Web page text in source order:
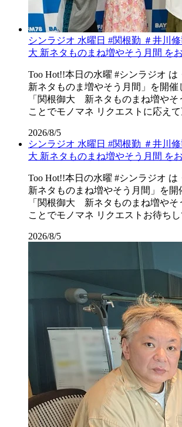
シンラジオ 水曜日 #関根勤 ＃井川
大 新ネタものまね増やそう月間 を
Too Hot!!本日の水曜 #シンラジオ
新ネタものま増やそう月間」を開催
「関根御大 新ネタものまね増やそ
ことでモノマネ リクエストに応え
2026/8/5
シンラジオ 水曜日 #関根勤 ＃井川
大 新ネタものまね増やそう月間 を
Too Hot!!本日の水曜 #シンラジオ
新ネタものまね増やそう月間」を開
「関根御大 新ネタものまね増やそ
ことでモノマネ リクエストお待ち
2026/8/5